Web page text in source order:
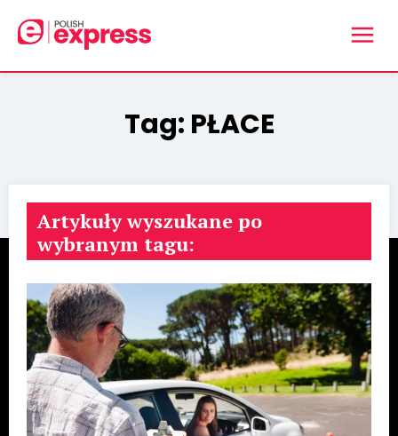
Tag: PŁACE
Artykuły wyszukane po
wybranym tagu: